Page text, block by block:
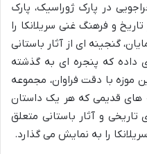
در پارک ژوراسیک، پارک
و فرهنگ غنی سریلانکا را
گنجینه ای از آثار باستانی
داده که پنجره ای به گذشته
موزه با دقت فراوان، مجموعه
های قدیمی که هر یک داستان
و آثار باستانی متعلق
را به نمایش می گذارد.